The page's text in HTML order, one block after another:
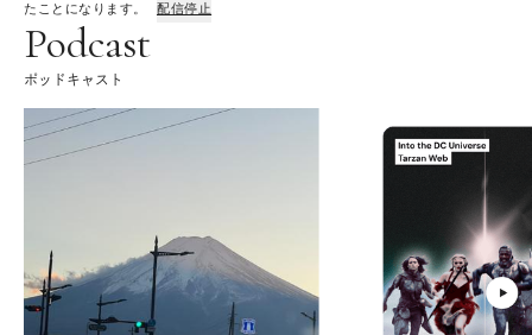
たことになります。
配信停止
Podcast
ポッドキャスト